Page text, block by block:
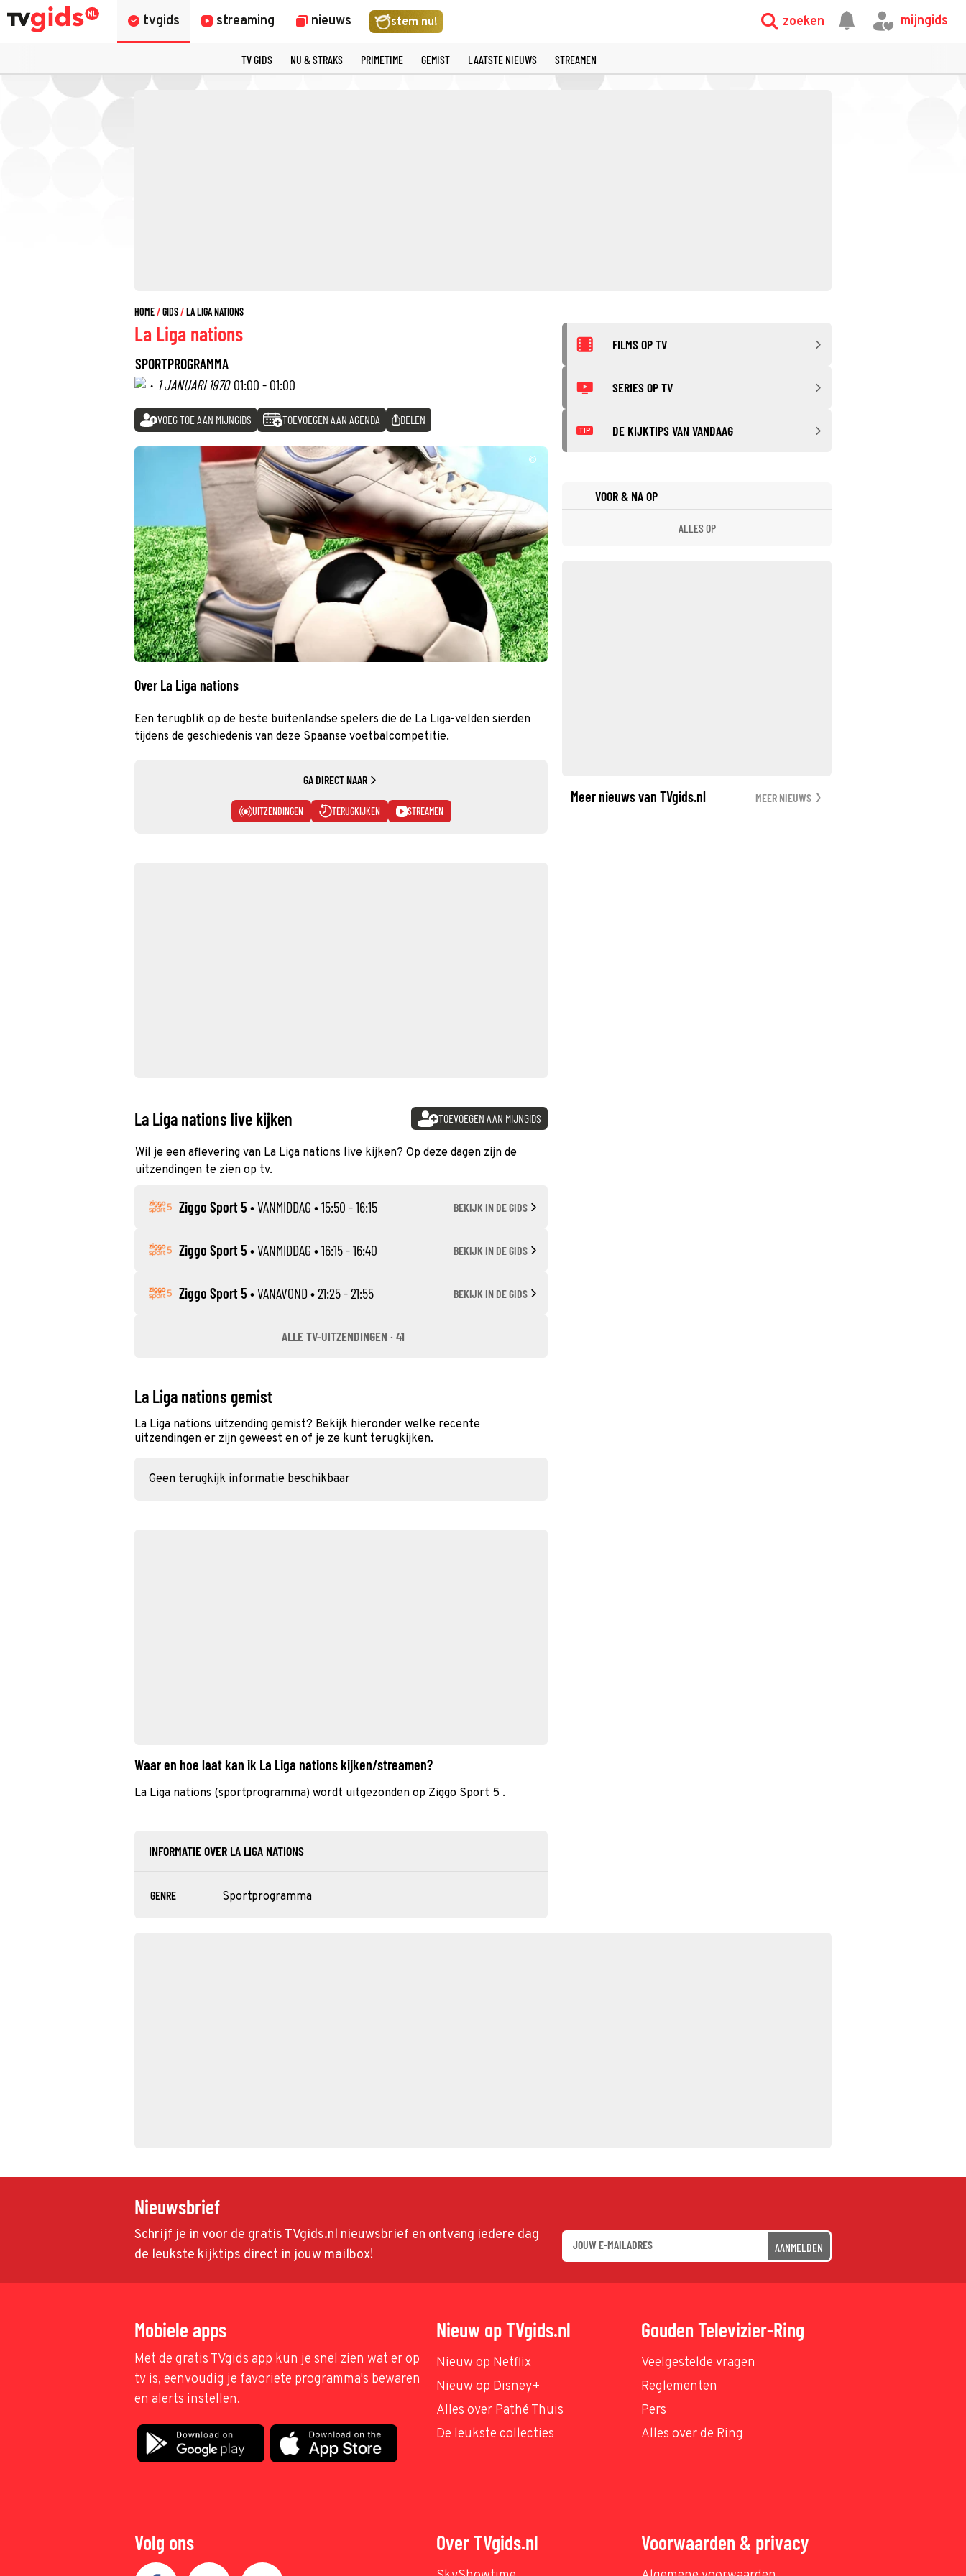
tvgids streaming nieuws stem nu! zoeken mijngids
TV GIDS NU & STRAKS PRIMETIME GEMIST LAATSTE NIEUWS STREAMEN
HOME GIDS LA LIGA NATIONS
La Liga nations
SPORTPROGRAMMA
· 1 JANUARI 1970 01:00 - 01:00
VOEG TOE AAN MIJNGIDS TOEVOEGEN AAN AGENDA DELEN
©
Over La Liga nations
Een terugblik op de beste buitenlandse spelers die de La Liga-velden sierden
tijdens de geschiedenis van deze Spaanse voetbalcompetitie.
GA DIRECT NAAR
UITZENDINGEN TERUGKIJKEN STREAMEN
La Liga nations live kijken TOEVOEGEN AAN MIJNGIDS
Wil je een aflevering van La Liga nations live kijken? Op deze dagen zijn de
uitzendingen te zien op tv.
Ziggo Sport 5 •VANMIDDAG • 15:50 - 16:15 BEKIJK IN DE GIDS
Ziggo Sport 5 •VANMIDDAG • 16:15 - 16:40 BEKIJK IN DE GIDS
Ziggo Sport 5 •VANAVOND • 21:25 - 21:55 BEKIJK IN DE GIDS
ALLE TV-UITZENDINGEN · 41
La Liga nations gemist
La Liga nations uitzending gemist? Bekijk hieronder welke recente
uitzendingen er zijn geweest en of je ze kunt terugkijken.
Geen terugkijk informatie beschikbaar
Waar en hoe laat kan ik La Liga nations kijken/streamen?
La Liga nations (sportprogramma) wordt uitgezonden op Ziggo Sport 5 .
INFORMATIE OVER LA LIGA NATIONS
GENRE Sportprogramma
FILMS OP TV
SERIES OP TV
TIP DE KIJKTIPS VAN VANDAAG
VOOR & NA OP
ALLES OP
Meer nieuws van TVgids.nl MEER NIEUWS
Nieuwsbrief
Schrijf je in voor de gratis TVgids.nl nieuwsbrief en ontvang iedere dag
de leukste kijktips direct in jouw mailbox!
AANMELDEN
Mobiele apps
Met de gratis TVgids app kun je snel zien wat er op
tv is, eenvoudig je favoriete programma's bewaren
en alerts instellen.
Nieuw op TVgids.nl
Nieuw op Netflix
Nieuw op Disney+
Alles over Pathé Thuis
De leukste collecties
Gouden Televizier-Ring
Veelgestelde vragen
Reglementen
Pers
Alles over de Ring
Volg ons Over TVgids.nl Voorwaarden & privacy